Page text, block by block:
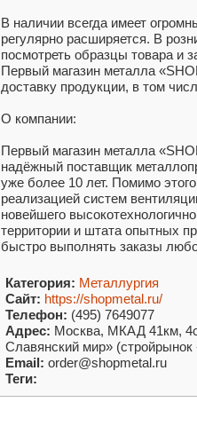
В наличии всегда имеет
регулярно расширяется. В
посмотреть образцы товара и
Первый магазин металла
доставку продукции, в том
О компании:
Первый магазин металла
надёжный поставщик
уже более 10 лет. Помимо
реализацией систем
новейшего
территории и штата опытных
быстро выполнять заказы
Категория: Металлургия
Сайт: https://shopmetal.ru/
Телефон: (495) 7649077
Адрес: Москва, МКАД 41км,
Славянский мир»
Email: order@shopmetal.ru
Теги: